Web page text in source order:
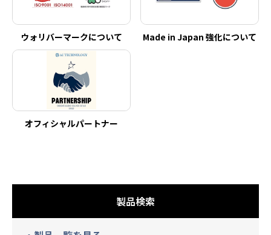
ウォリバーマークについて Made in Japan 強化について
オフィシャルパートナー
製品検索